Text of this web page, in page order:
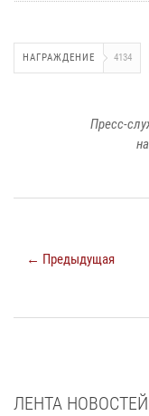
НАГРАЖДЕНИЕ 4134
Пресс-
← Предыдущая
ЛЕНТА НОВОСТЕЙ